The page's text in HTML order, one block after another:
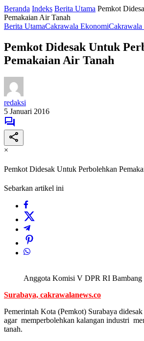
Beranda Indeks Berita Utama Pemkot
Pemakaian Air Tanah
Berita UtamaCakrawala EkonomiCakrawala
Pemkot Didesak Untuk
Pemakaian Air Tanah
redaksi
5 Januari 2016
×
Pemkot Didesak Untuk Perbolehkan
Sebarkan artikel ini
Anggota Komisi V DPR RI Bambang
Surabaya, cakrawalanews.co
Pemerintah Kota (Pemkot) Surabaya
agar memperbolehkan kalangan industri
tanah.